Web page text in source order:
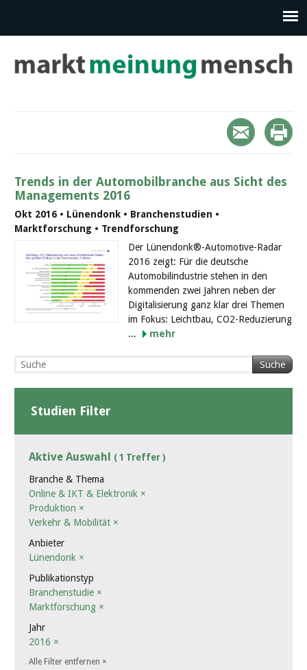
Trends in der Automobilbranche aus Sicht des
Managements 2016
Okt 2016 • Lünendonk • Branchenstudien •
Marktforschung • Trendforschung
Der Lünendonk®-Automotive-Radar
2016 zeigt: Für die deutsche
Automobilindustrie stehen in den
kommenden zwei Jahren neben der
Digitalisierung ganz klar drei Themen
im Fokus: Leichtbau, CO2-Reduzierung
...
mehr
Suche
Studien Filter
Aktive Auswahl ( 1 Treffer )
Branche & Thema
Online & IKT & Elektronik ×
Produktion ×
Verkehr & Mobilität ×
Anbieter
Lünendonk ×
Publikationstyp
Branchenstudie ×
Marktforschung ×
Jahr
2016 ×
Alle Filter entfernen ×